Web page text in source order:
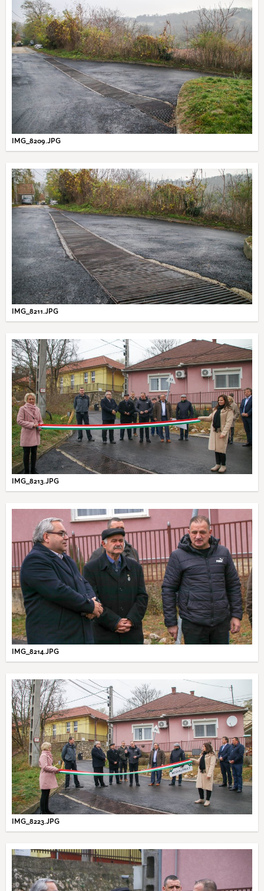
IMG_8209.JPG
IMG_8211.JPG
IMG_8213.JPG
IMG_8214.JPG
IMG_8223.JPG